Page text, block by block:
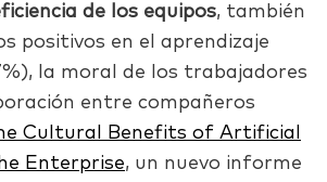
de los equipos, también
positivos en el aprendizaje
la moral de los trabajadores
entre compañeros
Cultural Benefits of Artificial
Enterprise, un nuevo informe